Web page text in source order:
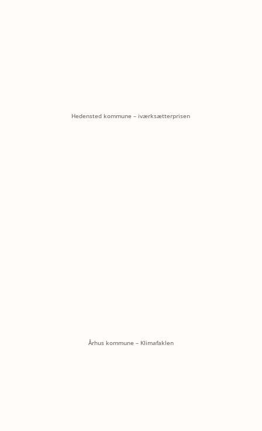
Hedensted kommune – iværksætterprisen
Århus kommune – Klimafaklen